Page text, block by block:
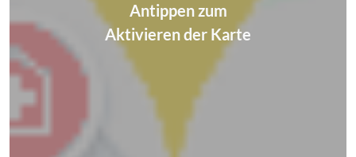
Antippen zum
Aktivieren der Karte